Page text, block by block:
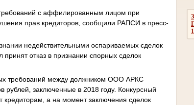
с аффилированным лицом при
прав кредиторов, сообщили РАПСИ в пресс-
недействительными оспариваемых сделок
отказ в признании спорных сделок
требований между должником ООО АРКС
заключенные в 2018 году. Конкурсный
кредиторам, а на момент заключения сделок